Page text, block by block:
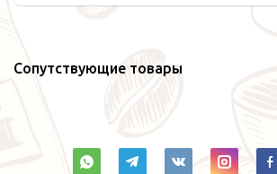
Сопутствующие товары